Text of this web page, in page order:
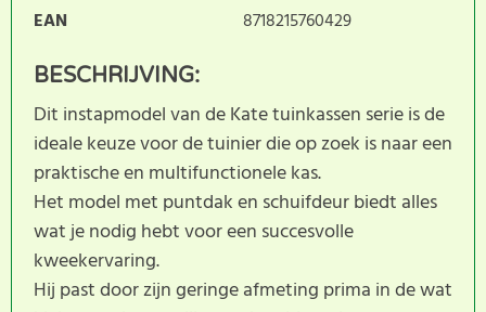
EAN
8718215760429
BESCHRIJVING:
Dit instapmodel van de Kate tuinkassen serie is de
ideale keuze voor de tuinier die op zoek is naar een
praktische en multifunctionele kas.
Het model met puntdak en schuifdeur biedt alles
wat je nodig hebt voor een succesvolle
kweekervaring.
Hij past door zijn geringe afmeting prima in de wat